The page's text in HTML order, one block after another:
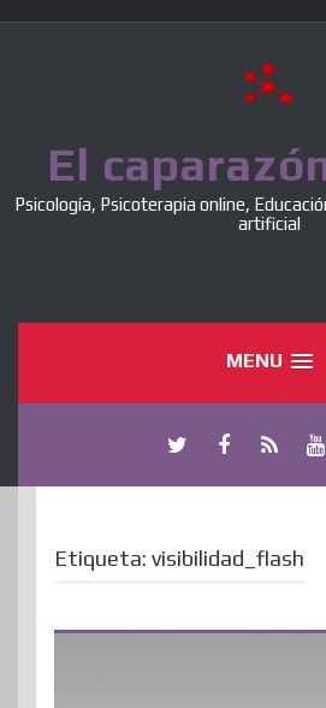
El
Psicología, Psicoterapia online,
artificial
MENU
Etiqueta: visibilidad_flash